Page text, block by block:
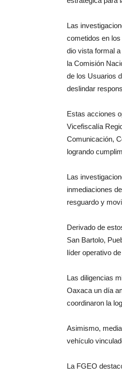
Las
cometidos en
dio vista formal
la Comisión
de los Usuarios
deslindar
Estas acciones
Vicefiscalía
Comunicación,
logrando
Las
inmediaciones
resguardo y
Derivado de
San Bartolo,
líder operativo
Las diligencias
Oaxaca un día
coordinaron la
Asimismo,
vehículo
La FGEO